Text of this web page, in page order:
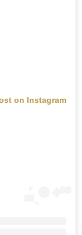
on Instagram